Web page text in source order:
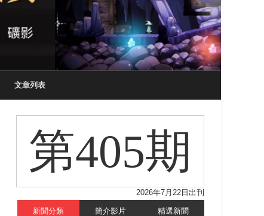
文章列表
第405期
2026年7月22日出刊
新聞分類 簡介影片 精選新聞